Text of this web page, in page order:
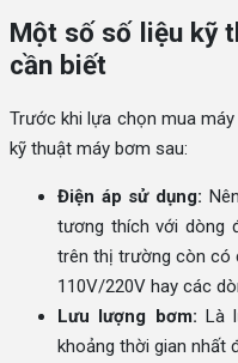
Một số số liệu kỹ
cần biết
Trước khi lựa chọn mua
kỹ thuật máy bơm sau:
Điện áp sử dụng:
tương thích với dòng
trên thị trường còn có
110V/220V hay các
Lưu lượng bơm: Là
khoảng thời gian nhất